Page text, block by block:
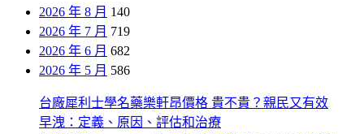
2026 年 8 月 140
2026 年 7 月 719
2026 年 6 月 682
2026 年 5 月 586
台廠犀利士學名藥樂軒昂價格 貴不貴？親民又有效
早洩：定義、原因、評估和治療